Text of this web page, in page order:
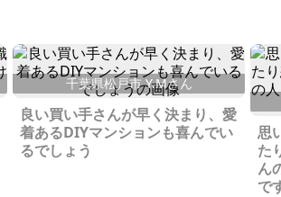
千葉県松戸市 Y.Mさん
良い買い手さんが早く決まり、愛
着あるDIYマンションも喜んでい
るでしょう
思
た
ん
で